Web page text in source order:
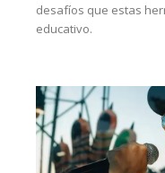
desafíos que estas
educativo.